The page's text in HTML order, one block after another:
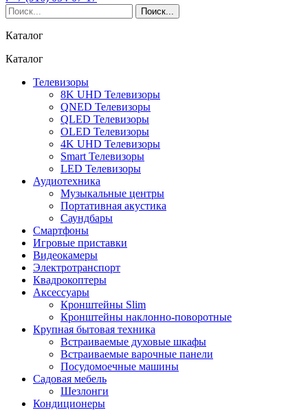
Поиск...
Каталог
Каталог
Телевизоры
8K UHD Телевизоры
QNED Телевизоры
QLED Телевизоры
OLED Телевизоры
4K UHD Телевизоры
Smart Телевизоры
LED Телевизоры
Аудиотехника
Музыкальные центры
Портативная акустика
Саундбары
Смартфоны
Игровые приставки
Видеокамеры
Электротранспорт
Квадрокоптеры
Аксессуары
Кронштейны Slim
Кронштейны наклонно-поворотные
Крупная бытовая техника
Встраиваемые духовые шкафы
Встраиваемые варочные панели
Посудомоечные машины
Садовая мебель
Шезлонги
Кондиционеры